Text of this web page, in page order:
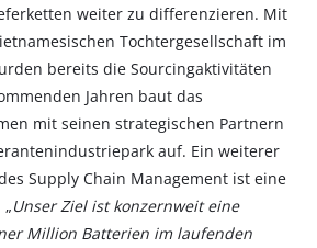
weiter zu differenzieren. Mit
Tochtergesellschaft im
bereits die Sourcingaktivitäten
Jahren baut das
mit seinen strategischen Partnern
auf. Ein weiterer
Supply Chain Management ist eine
Unser Ziel ist konzernweit eine
Million Batterien im laufenden